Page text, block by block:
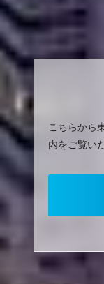
こちらから
内をご覧い